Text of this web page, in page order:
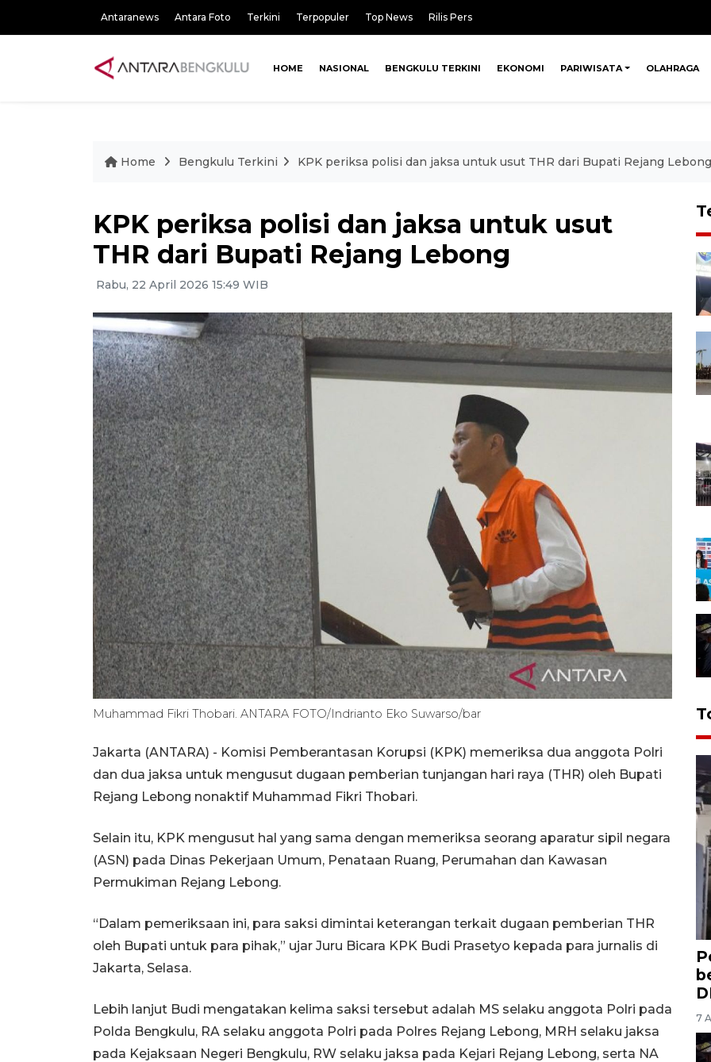
Antaranews Antara Foto Terkini Terpopuler Top News Rilis Pers
HOME NASIONAL BENGKULU TERKINI EKONOMI PARIWISATA OLAHRAGA
Home Bengkulu Terkini KPK periksa polisi dan jaksa untuk usut THR dari Bupati Rejang Lebong
KPK periksa polisi dan jaksa untuk usut
THR dari Bupati Rejang Lebong
Rabu, 22 April 2026 15:49 WIB
Muhammad Fikri Thobari. ANTARA FOTO/Indrianto Eko Suwarso/bar
Jakarta (ANTARA) - Komisi Pemberantasan Korupsi (KPK) memeriksa dua anggota Polri
dan dua jaksa untuk mengusut dugaan pemberian tunjangan hari raya (THR) oleh Bupati
Rejang Lebong nonaktif Muhammad Fikri Thobari.
Selain itu, KPK mengusut hal yang sama dengan memeriksa seorang aparatur sipil negara
(ASN) pada Dinas Pekerjaan Umum, Penataan Ruang, Perumahan dan Kawasan
Permukiman Rejang Lebong.
“Dalam pemeriksaan ini, para saksi dimintai keterangan terkait dugaan pemberian THR
oleh Bupati untuk para pihak,” ujar Juru Bicara KPK Budi Prasetyo kepada para jurnalis di
Jakarta, Selasa.
Lebih lanjut Budi mengatakan kelima saksi tersebut adalah MS selaku anggota Polri pada
Polda Bengkulu, RA selaku anggota Polri pada Polres Rejang Lebong, MRH selaku jaksa
pada Kejaksaan Negeri Bengkulu, RW selaku jaksa pada Kejari Rejang Lebong, serta NA
7